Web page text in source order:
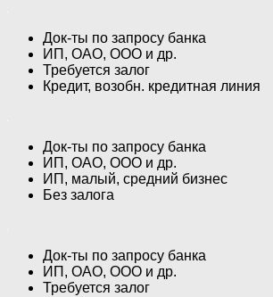
Док-ты по запросу банка
ИП, ОАО, ООО и др.
Требуется залог
Кредит, возобн. кредитная линия
Док-ты по запросу банка
ИП, ОАО, ООО и др.
ИП, малый, средний бизнес
Без залога
Док-ты по запросу банка
ИП, ОАО, ООО и др.
Требуется залог